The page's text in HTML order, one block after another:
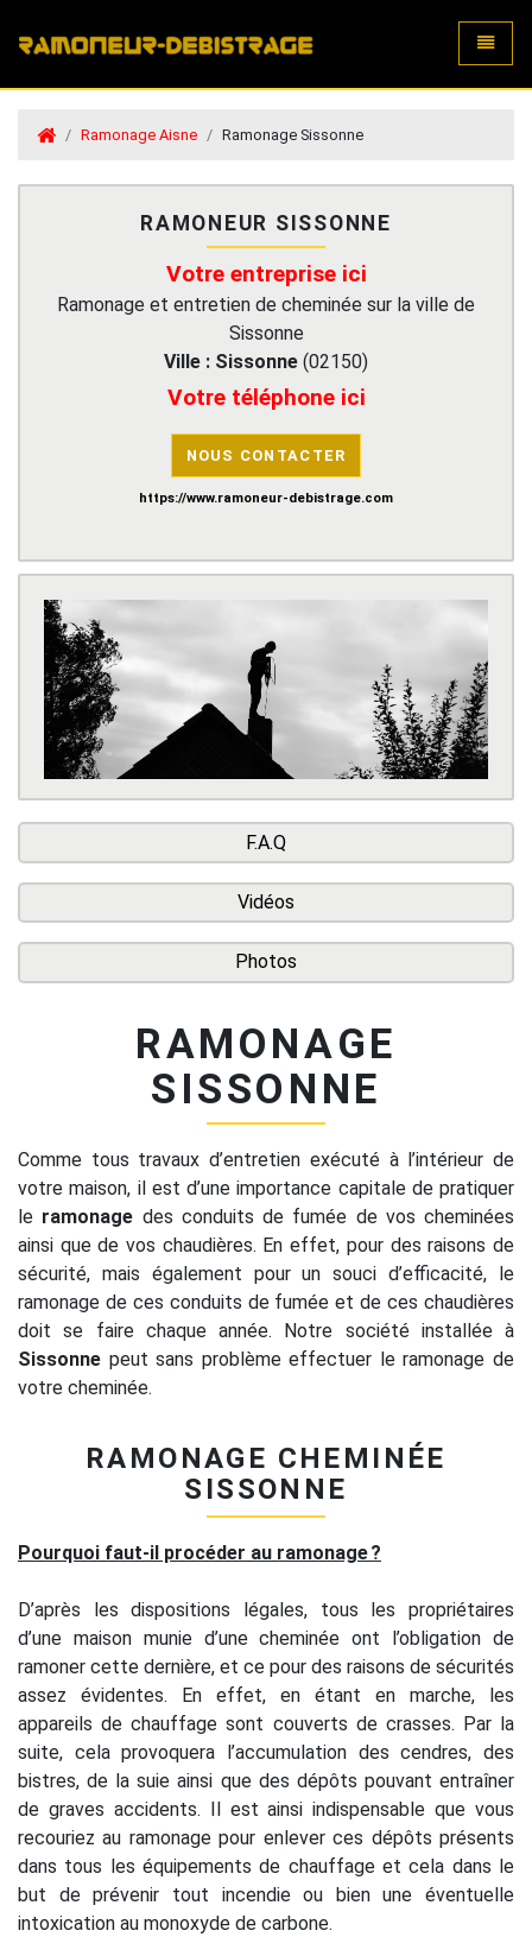
Ramonage Aisne Ramonage Sissonne
RAMONEUR SISSONNE
Votre entreprise ici
Ramonage et entretien de cheminée sur la ville de
Sissonne
Ville : Sissonne (02150)
Votre téléphone ici
NOUS CONTACTER
https://www.ramoneur-debistrage.com
F.A.Q
Vidéos
Photos
RAMONAGE
SISSONNE
Comme tous travaux d’entretien exécuté à l’intérieur de
votre maison, il est d’une importance capitale de pratiquer
le ramonage des conduits de fumée de vos cheminées
ainsi que de vos chaudières. En effet, pour des raisons de
sécurité, mais également pour un souci d’efficacité, le
ramonage de ces conduits de fumée et de ces chaudières
doit se faire chaque année. Notre société installée à
Sissonne peut sans problème effectuer le ramonage de
votre cheminée.
RAMONAGE CHEMINÉE
SISSONNE
Pourquoi faut-il procéder au ramonage ?
D’après les dispositions légales, tous les propriétaires
d’une maison munie d’une cheminée ont l’obligation de
ramoner cette dernière, et ce pour des raisons de sécurités
assez évidentes. En effet, en étant en marche, les
appareils de chauffage sont couverts de crasses. Par la
suite, cela provoquera l’accumulation des cendres, des
bistres, de la suie ainsi que des dépôts pouvant entraîner
de graves accidents. Il est ainsi indispensable que vous
recouriez au ramonage pour enlever ces dépôts présents
dans tous les équipements de chauffage et cela dans le
but de prévenir tout incendie ou bien une éventuelle
intoxication au monoxyde de carbone.